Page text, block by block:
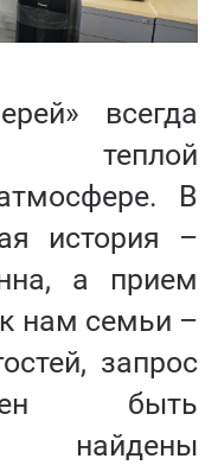
всегда
теплой
В
история –
а прием
нам семьи –
запрос
быть
найдены